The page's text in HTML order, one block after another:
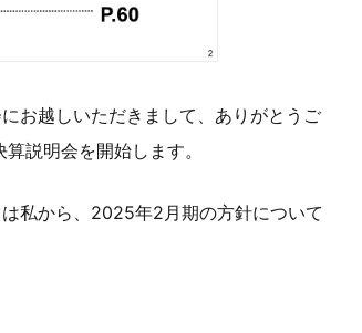
お越しいただきまして、ありがとうご
説明会を開始します。
私から、2025年2月期の方針について